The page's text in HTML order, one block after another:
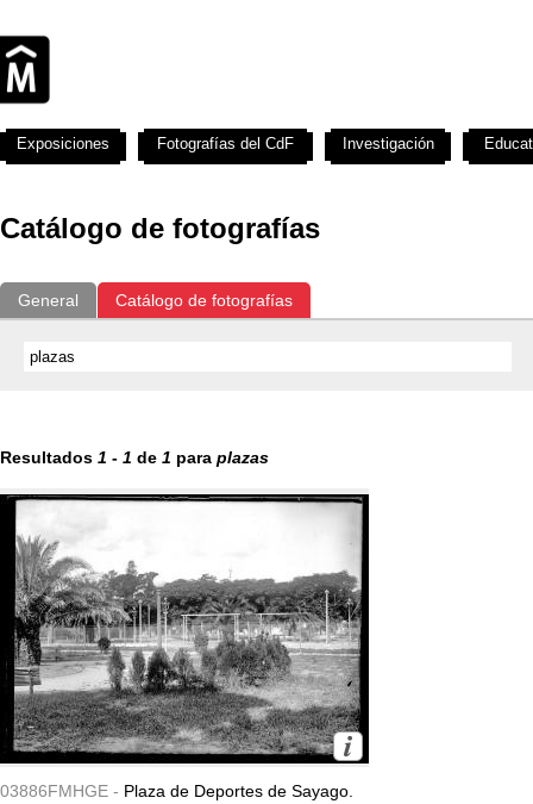
Catálogo de fotografías
General Catálogo de fotografías
Resultados 1 - 1 de 1 para plazas
03886FMHGE - Plaza de Deportes de Sayago.
Exposiciones Fotografías del CdF Investigación